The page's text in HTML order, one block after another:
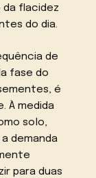
da flacidez
do dia.
de
fase do
é
À medida
solo,
demanda
para duas